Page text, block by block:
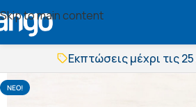
Skip to main content
Εκπτώσεις μέχρι τις 25
Δωρεάν
NΕΟ!